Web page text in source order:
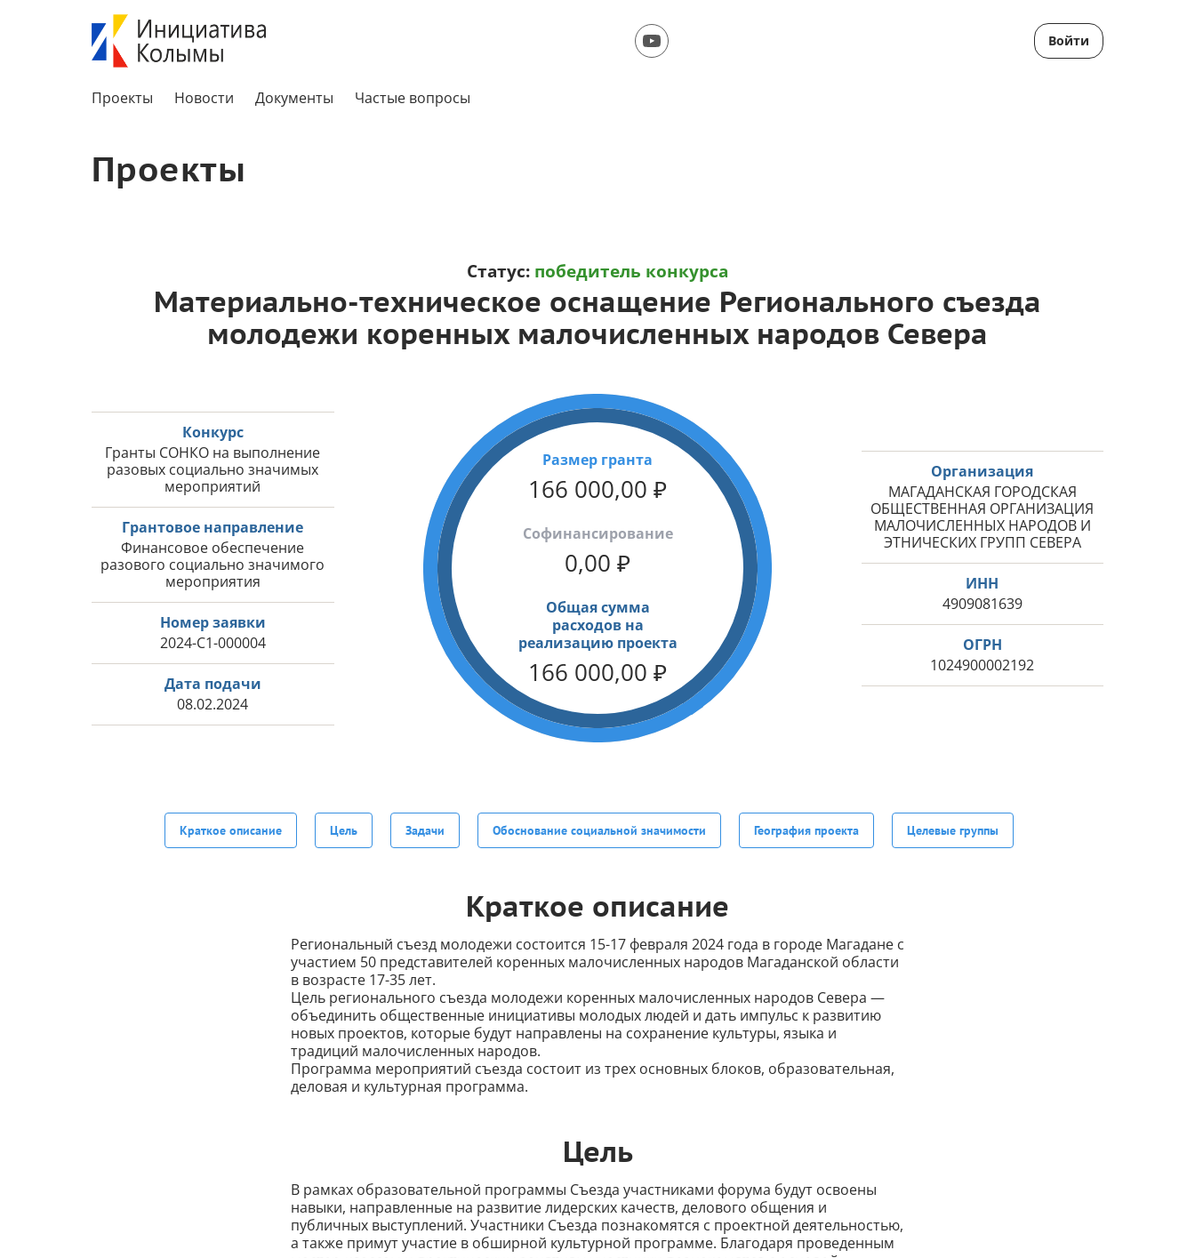
Войти
Проекты Новости Документы Частые вопросы
Проекты
Статус: победитель конкурса
Материально-техническое оснащение Регионального съезда
молодежи коренных малочисленных народов Севера
Конкурс
Гранты СОНКО на выполнение
разовых социально значимых
мероприятий
Грантовое направление
Финансовое обеспечение
разового социально значимого
мероприятия
Номер заявки
2024-С1-000004
Дата подачи
08.02.2024
Размер гранта
166 000,00 ₽
Cофинансирование
0,00 ₽
Общая сумма
расходов на
реализацию проекта
166 000,00 ₽
Организация
МАГАДАНСКАЯ ГОРОДСКАЯ
ОБЩЕСТВЕННАЯ ОРГАНИЗАЦИЯ
МАЛОЧИСЛЕННЫХ НАРОДОВ И
ЭТНИЧЕСКИХ ГРУПП СЕВЕРА
ИНН
4909081639
ОГРН
1024900002192
Краткое описание Цель Задачи Обоснование социальной значимости География проекта Целевые группы
Краткое описание
Региональный съезд молодежи состоится 15-17 февраля 2024 года в городе Магадане с
участием 50 представителей коренных малочисленных народов Магаданской области
в возрасте 17-35 лет.
Цель регионального съезда молодежи коренных малочисленных народов Севера —
объединить общественные инициативы молодых людей и дать импульс к развитию
новых проектов, которые будут направлены на сохранение культуры, языка и
традиций малочисленных народов.
Программа мероприятий съезда состоит из трех основных блоков, образовательная,
деловая и культурная программа.
Цель
В рамках образовательной программы Съезда участниками форума будут освоены
навыки, направленные на развитие лидерских качеств, делового общения и
публичных выступлений. Участники Съезда познакомятся с проектной деятельностью,
а также примут участие в обширной культурной программе. Благодаря проведенным